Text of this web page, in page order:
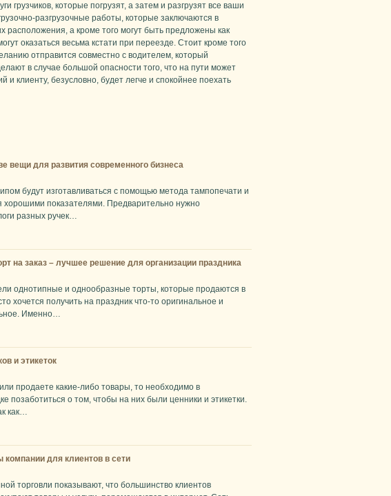
грузчиков, которые погрузят, а затем и разгрузят все ваши
разгрузочные работы, которые заключаются в
расположения, а кроме того могут быть предложены как
оказаться весьма кстати при переезде. Стоит кроме того
отправится совместно с водителем, который
в случае большой опасности того, что на пути может
и клиенту, безусловно, будет легче и спокойнее поехать
вещи для развития современного бизнеса
будут изготавливаться с помощью метода тампопечати и
хорошими показателями. Предварительно нужно
разных ручек…
на заказ – лучшее решение для организации праздника
однотипные и однообразные торты, которые продаются в
хочется получить на праздник что-то оригинальное и
Именно…
и этикеток
продаете какие-либо товары, то необходимо в
позаботиться о том, чтобы на них были ценники и этикетки.
как…
компании для клиентов в сети
торговли показывают, что большинство клиентов